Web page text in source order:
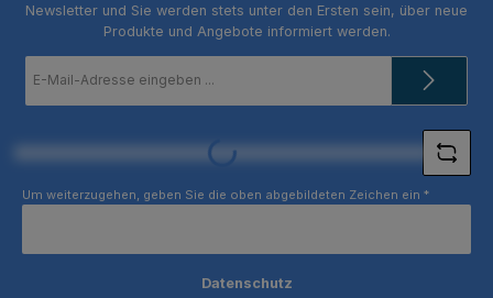
Newsletter und Sie werden stets unter den Ersten sein, über neue
Produkte und Angebote informiert werden.
Mail-
Loading...
Um weiterzugehen, geben Sie die oben abgebildeten Zeichen ein *
Datenschutz